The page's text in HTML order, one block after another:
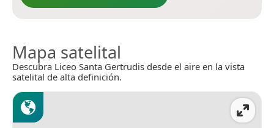
Mapa satelital
Descubra Liceo Santa Gertrudis desde el aire en la vista
satelital de alta definición.